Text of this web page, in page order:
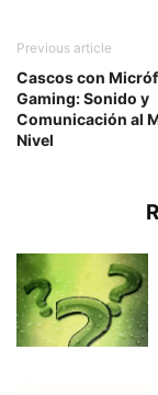
Previous article
Cascos con
Gaming: Sonido y
Comunicación al
Nivel